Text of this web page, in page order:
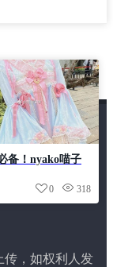
备！nyako喵子
318
0
传，如权利人发